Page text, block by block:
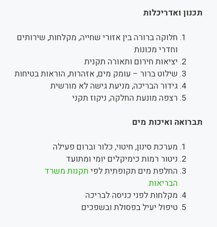
תכנון ואדריכלות
חלוקה ברורה בין אזורי שחייה, מקלחות, שירותים
וחדרי מכונות
יציאות חירום ותאורה תקנית
שילוט ברור – עומק מים, אזהרות, הוראות בטיחות
גידור הבריכה, מניעת גישה לא מורשית
רצפה מונעת החלקה, ניקוז תקני
תברואה ואיכות מים
מערכת סינון, חיטוי, כלור וברום פעילה
ניטור רמות כימיקלים יומי ומתועד
החלפת מים תקופתית לפי תקנות משרד
הבריאות
מקלחות לפני כניסה לבריכה
טיפול יעיל בפסולת ובשפכים